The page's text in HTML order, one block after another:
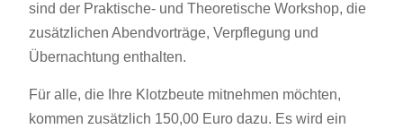
sind der Praktische- und Theoretische Workshop, die
zusätzlichen Abendvorträge, Verpflegung und
Übernachtung enthalten.
Für alle, die Ihre Klotzbeute mitnehmen möchten,
kommen zusätzlich 150,00 Euro dazu. Es wird ein